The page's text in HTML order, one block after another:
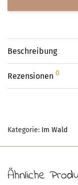
Beschreibung
Rezensionen 0
Kategorie: Im Wald
Ähnliche